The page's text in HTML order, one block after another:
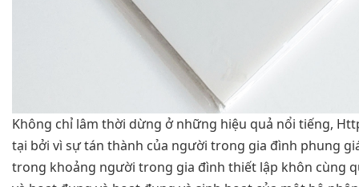
Không chỉ lâm thời dừng ở những hiệu quả nổi tiếng,
tại bởi vì sự tán thành của người trong gia đình phung
trong khoảng người trong gia đình thiết lập khôn cùng